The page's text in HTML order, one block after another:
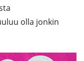
olla jonkin